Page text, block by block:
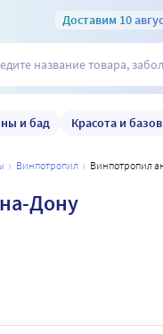
Доставим 10
и бад Красота и
винпотропил винпотропил
Дону